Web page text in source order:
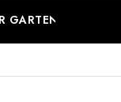
GARTEN